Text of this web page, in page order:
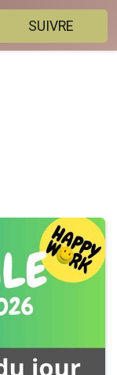
SUIVRE